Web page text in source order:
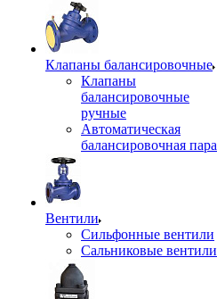
Клапаны балансировочные
Клапаны
балансировочные
ручные
Автоматическая
балансировочная пара
Вентили
Сильфонные вентили
Сальниковые вентили